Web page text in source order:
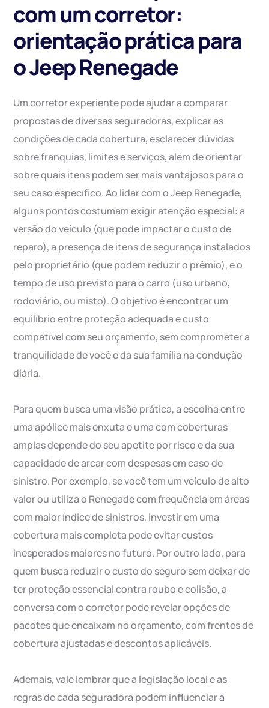
com um corretor:
orientação prática para
o Jeep Renegade
Um corretor experiente pode ajudar a comparar
propostas de diversas seguradoras, explicar as
condições de cada cobertura, esclarecer dúvidas
sobre franquias, limites e serviços, além de orientar
sobre quais itens podem ser mais vantajosos para o
seu caso específico. Ao lidar com o Jeep Renegade,
alguns pontos costumam exigir atenção especial: a
versão do veículo (que pode impactar o custo de
reparo), a presença de itens de segurança instalados
pelo proprietário (que podem reduzir o prêmio), e o
tempo de uso previsto para o carro (uso urbano,
rodoviário, ou misto). O objetivo é encontrar um
equilíbrio entre proteção adequada e custo
compatível com seu orçamento, sem comprometer a
tranquilidade de você e da sua família na condução
diária.
Para quem busca uma visão prática, a escolha entre
uma apólice mais enxuta e uma com coberturas
amplas depende do seu apetite por risco e da sua
capacidade de arcar com despesas em caso de
sinistro. Por exemplo, se você tem um veículo de alto
valor ou utiliza o Renegade com frequência em áreas
com maior índice de sinistros, investir em uma
cobertura mais completa pode evitar custos
inesperados maiores no futuro. Por outro lado, para
quem busca reduzir o custo do seguro sem deixar de
ter proteção essencial contra roubo e colisão, a
conversa com o corretor pode revelar opções de
pacotes que encaixam no orçamento, com frentes de
cobertura ajustadas e descontos aplicáveis.
Ademais, vale lembrar que a legislação local e as
regras de cada seguradora podem influenciar a